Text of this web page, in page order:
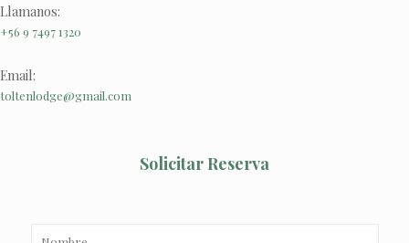
Llamanos:
+56 9 7497 1320
Email:
toltenlodge@gmail.com
Solicitar Reserva